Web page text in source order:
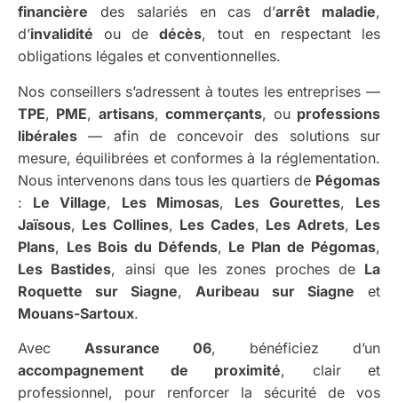
financière des salariés en cas d’arrêt maladie,
d’invalidité ou dedécès, tout en respectant les
obligations légales et conventionnelles.
Nos conseillers s’adressent à toutes les entreprises —
TPE, PME, artisans,commerçants, ou professions
libérales — afin de concevoir des solutions sur
mesure, équilibrées et conformes à la réglementation.
Nous intervenons dans tous les quartiers de Pégomas
: Le Village, Les Mimosas, Les Gourettes, Les
Jaïsous, Les Collines, Les Cades, Les Adrets, Les
Plans, Les Bois du Défends, Le Plan de Pégomas,
Les Bastides, ainsi que les zones proches de La
Roquette sur Siagne, Auribeau sur Siagne et
Mouans-Sartoux.
Avec Assurance 06, bénéficiez d’un
accompagnement de proximité, clair et
professionnel, pour renforcer la sécurité de vos